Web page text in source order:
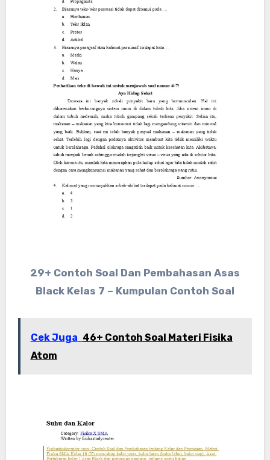
29+ Contoh Soal Dan Pembahasan Asas
Black Kelas 7 – Kumpulan Contoh Soal
Cek Juga 46+ Contoh Soal Materi Fisika
Atom